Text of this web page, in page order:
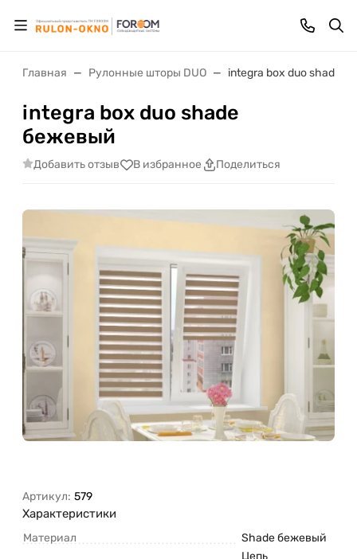
Главная Рулонные шторы DUO integra box duo shade
integra box duo shade
бежевый
Добавить отзыв В избранное Поделиться
Артикул: 579
Характеристики
Материал Shade бежевый
Цепь